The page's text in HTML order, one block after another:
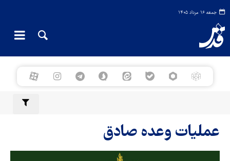
جمعه ۱۶ مرداد ۱۴۰۵
عملیات وعده صادق